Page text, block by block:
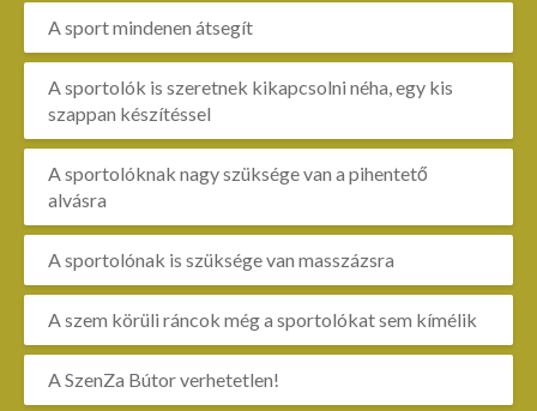
A sport mindenen átsegít
A sportolók is szeretnek kikapcsolni néha, egy kis
szappan készítéssel
A sportolóknak nagy szüksége van a pihentető
alvásra
A sportolónak is szüksége van masszázsra
A szem körüli ráncok még a sportolókat sem kímélik
A SzenZa Bútor verhetetlen!